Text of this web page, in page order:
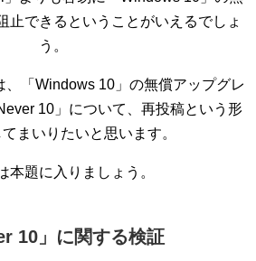
止できるということがいえるでしょ
う。
、「Windows 10」の無償アップグレ
10」について、再投稿という形
まいりたいと思います。
本題に入りましょう。
10」に関する検証